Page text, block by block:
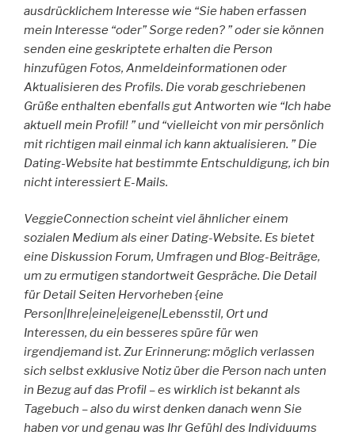
ausdrücklichem Interesse wie “Sie haben erfassen
mein Interesse “oder” Sorge reden? ” oder sie können
senden eine geskriptete erhalten die Person
hinzufügen Fotos, Anmeldeinformationen oder
Aktualisieren des Profils. Die vorab geschriebenen
Grüße enthalten ebenfalls gut Antworten wie “Ich habe
aktuell mein Profil! ” und “vielleicht von mir persönlich
mit richtigen mail einmal ich kann aktualisieren. ” Die
Dating-Website hat bestimmte Entschuldigung, ich bin
nicht interessiert E-Mails.
VeggieConnection scheint viel ähnlicher einem
sozialen Medium als einer Dating-Website. Es bietet
eine Diskussion Forum, Umfragen und Blog-Beiträge,
um zu ermutigen standortweit Gespräche. Die Detail
für Detail Seiten Hervorheben {eine
Person|Ihre|eine|eigene|Lebensstil, Ort und
Interessen, du ein besseres spüre für wen
irgendjemand ist. Zur Erinnerung: möglich verlassen
sich selbst exklusive Notiz über die Person nach unten
in Bezug auf das Profil – es wirklich ist bekannt als
Tagebuch – also du wirst denken danach wenn Sie
haben vor und genau was Ihr Gefühl des Individuums